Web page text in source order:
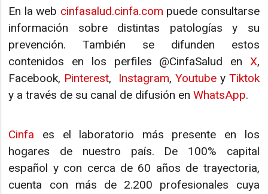
En la web cinfasalud.cinfa.com puede consultarse
información sobre distintas patologías y su
prevención. También se difunden estos
contenidos en los perfiles @CinfaSalud en X,
Facebook, Pinterest, Instagram, Youtubey Tiktok
y a través de su canal de difusión enWhatsApp.
Cinfa es el laboratorio más presente en los
hogares de nuestro país. De 100% capital
español y con cerca de 60 años de trayectoria,
cuenta con más de 2.200 profesionales cuya